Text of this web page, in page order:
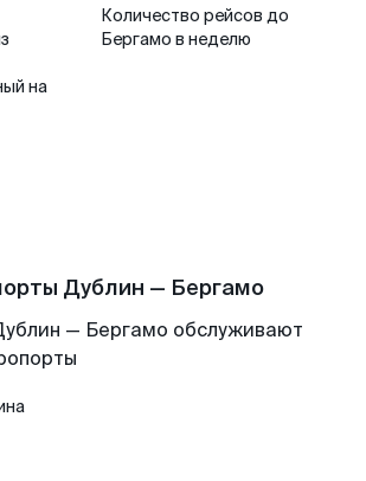
на
Количество рейсов до
Бергамо в неделю
Дублин — Бергамо
— Бергамо обслуживают